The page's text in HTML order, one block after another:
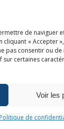
de naviguer
cliquant « Accepter
pas consentir ou
certaines
Voir les
Politique de